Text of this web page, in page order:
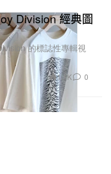
Division 經典圖
的標誌性專輯視
1.1K 0